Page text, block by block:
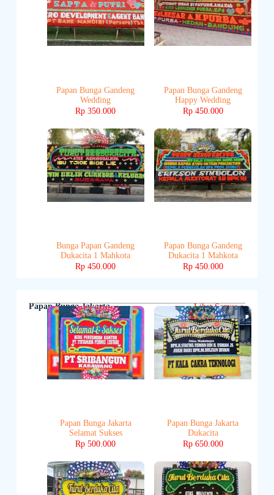
Papan Bunga Gandeng
Wedding
Rp 350.000
Papan Bunga Gandeng
Happy Wedding
Rp450.000
Bunga Papan Gandeng
Dukacita 1 Mahkota
Rp 450.000
Papan Bunga Gandeng
Dukacita 1 Mahkota
Rp450.000
Papan Bunga Jakarta Lihat Semua >
Papan Bunga Jakarta
Selamat Sukses
Rp 500.000
Papan Bunga Jakarta
Dukacita
Rp650.000